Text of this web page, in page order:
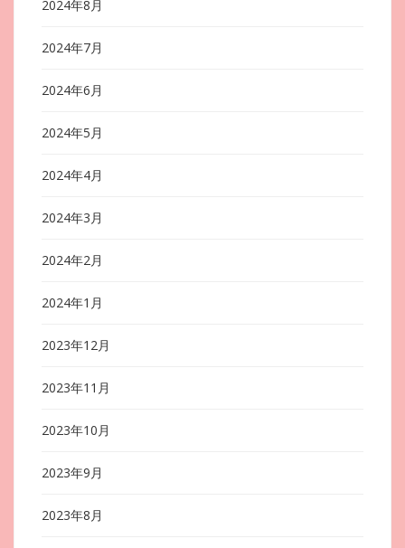
2024年8月
2024年7月
2024年6月
2024年5月
2024年4月
2024年3月
2024年2月
2024年1月
2023年12月
2023年11月
2023年10月
2023年9月
2023年8月